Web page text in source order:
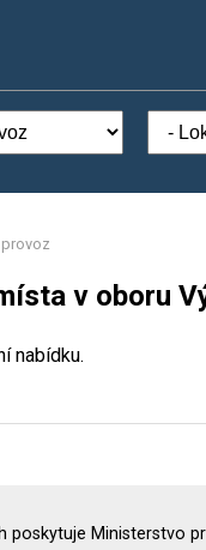
v oboru
nabídku.
Ministerstvo